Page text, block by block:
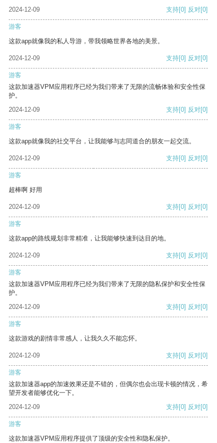
2024-12-09
支持[0] 反对[0]
游客
这款app就像我的私人导游，带我领略世界各地的美景。
2024-12-09 支持[0] 反对[0]
游客
这款加速器VPM应用程序已经为我们带来了无限的流畅体验和安全性保
护。
2024-12-09
支持[0] 反对[0]
游客
这款app就像我的社交平台，让我能够与志同道合的朋友一起交流。
2024-12-09 支持[0] 反对[0]
游客
超棒啊 好用
2024-12-09 支持[0] 反对[0]
游客
这款app的路线规划非常精准，让我能够快速到达目的地。
2024-12-09 支持[0] 反对[0]
游客
这款加速器VPM应用程序已经为我们带来了无限的隐私保护和安全性保
护。
2024-12-09
支持[0] 反对[0]
游客
这款游戏的剧情非常感人，让我久久不能忘怀。
2024-12-09 支持[0] 反对[0]
游客
这款加速器app的加速效果还是不错的，但偶尔也会出现卡顿的情况，希
望开发者能够优化一下。
2024-12-09
支持[0] 反对[0]
游客
这款加速器VPM应用程序提供了顶级的安全性和隐私保护。